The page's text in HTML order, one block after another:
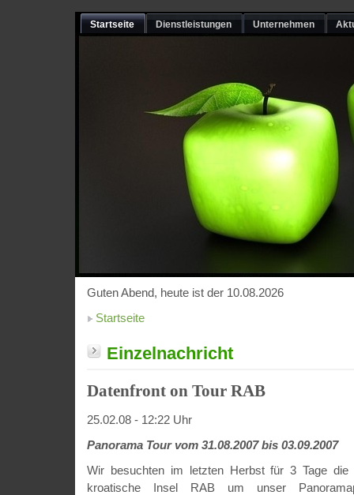
Startseite Dienstleistungen Unternehmen
Guten Abend, heute ist der 10.08.2026
Startseite
Einzelnachricht
Datenfront on Tour RAB
25.02.08 - 12:22 Uhr
Panorama Tour vom 31.08.2007 bis 03.09.2007
Wir besuchten im letzten Herbst für 3 Tage die
kroatische Insel RAB um unser